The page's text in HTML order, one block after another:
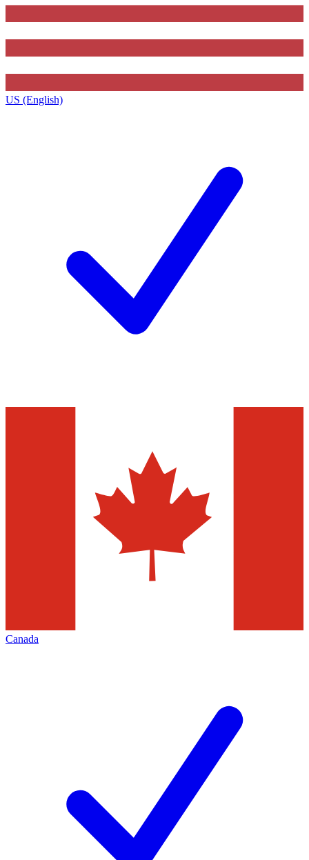
US (English)
Canada